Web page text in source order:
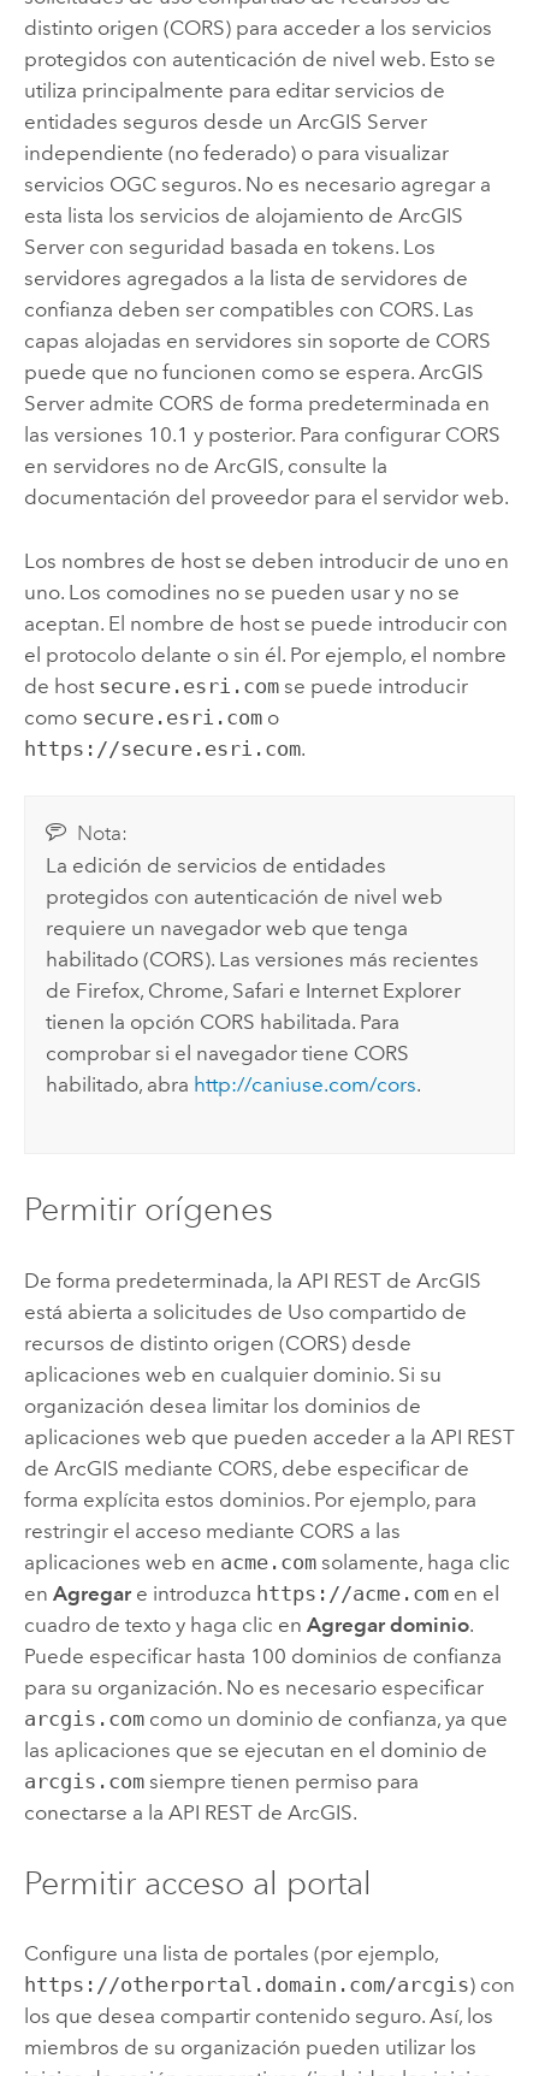
distinto origen (CORS) para acceder a los servicios
protegidos con autenticación de nivel web. Esto se
utiliza principalmente para editar servicios de
entidades seguros desde un ArcGIS Server
independiente (no federado) o para visualizar
servicios OGC seguros. No es necesario agregar a
esta lista los servicios de alojamiento de ArcGIS
Servercon seguridad basada en tokens. Los
servidores agregados a la lista de servidores de
confianza deben ser compatibles con CORS. Las
capas alojadas en servidores sin soporte de CORS
puede que no funcionen como se espera. ArcGIS
Serveradmite CORS de forma predeterminada en
las versiones 10.1 y posterior. Para configurar CORS
en servidores no de ArcGIS, consulte la
documentación del proveedor para el servidor web.
Los nombres de host se deben introducir de uno en
uno. Los comodines no se pueden usar y no se
aceptan. El nombre de host se puede introducir con
el protocolo delante o sin él. Por ejemplo, el nombre
de host secure.esri.comse puede introducir
como secure.esri.como
https://secure.esri.com.
Nota:
La edición de servicios de entidades
protegidos con autenticación de nivel web
requiere un navegador web que tenga
habilitado (CORS). Las versiones más recientes
de Firefox, Chrome, Safari e Internet Explorer
tienen la opción CORS habilitada. Para
comprobar si el navegador tiene CORS
habilitado, abra http://caniuse.com/cors.
Permitir orígenes
De forma predeterminada, la API REST de ArcGIS
está abierta a solicitudes de Uso compartido de
recursos de distinto origen (CORS) desde
aplicaciones web en cualquier dominio. Si su
organización desea limitar los dominios de
aplicaciones web que pueden acceder a la API REST
de ArcGIS mediante CORS, debe especificar de
forma explícita estos dominios. Por ejemplo, para
restringir el acceso mediante CORS a las
aplicaciones web en acme.comsolamente, haga clic
en Agregare introduzca https://acme.comen el
cuadro de texto y haga clic en Agregar dominio.
Puede especificar hasta 100 dominios de confianza
para su organización. No es necesario especificar
arcgis.comcomo un dominio de confianza, ya que
las aplicaciones que se ejecutan en el dominio de
arcgis.comsiempre tienen permiso para
conectarse a la API REST de ArcGIS.
Permitir acceso al portal
Configure una lista de portales (por ejemplo,
https://otherportal.domain.com/arcgis) con
los que desea compartir contenido seguro. Así, los
miembros de su organización pueden utilizar los